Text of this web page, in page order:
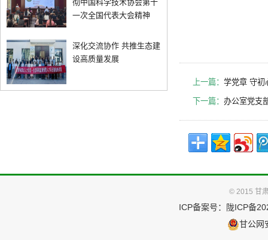
上一篇： 学党章 守初
下一篇： 办公室党支
彻中国科学技术协会第十
一次全国代表大会精神
深化交流协作 共推生态建
设高质量发展
© 2015 甘
ICP备案号：
陇ICP备
甘公网